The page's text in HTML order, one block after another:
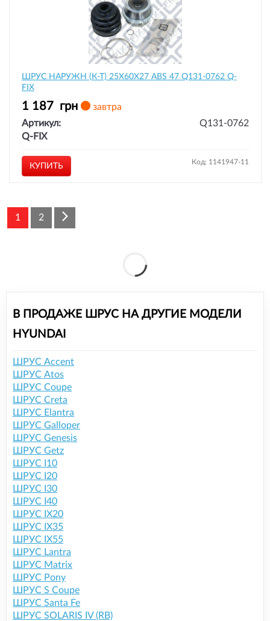
ШРУС НАРУЖН (К-Т) 25X60X27 ABS 47 Q131-0762 Q-
FIX
1 187 грн
завтра
Артикул:
Q131-0762
Q-FIX
КУПИТЬ Код: 1141947-11
1 2
В ПРОДАЖЕ ШРУС НА ДРУГИЕ МОДЕЛИ
HYUNDAI
ШРУС Accent
ШРУС Atos
ШРУС Coupe
ШРУС Creta
ШРУС Elantra
ШРУС Galloper
ШРУС Genesis
ШРУС Getz
ШРУС I10
ШРУС I20
ШРУС I30
ШРУС I40
ШРУС IX20
ШРУС IX35
ШРУС IX55
ШРУС Lantra
ШРУС Matrix
ШРУС Pony
ШРУС S Coupe
ШРУС Santa Fe
ШРУС SOLARIS IV (RB)